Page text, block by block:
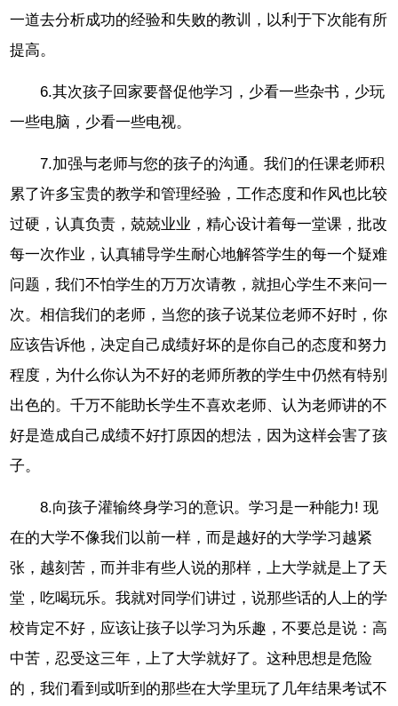
一道去分析成功的经验和失败的教训，以利于下次能有所
提高。
6.其次孩子回家要督促他学习，少看一些杂书，少玩
一些电脑，少看一些电视。
7.加强与老师与您的孩子的沟通。我们的任课老师积
累了许多宝贵的教学和管理经验，工作态度和作风也比较
过硬，认真负责，兢兢业业，精心设计着每一堂课，批改
每一次作业，认真辅导学生耐心地解答学生的每一个疑难
问题，我们不怕学生的万万次请教，就担心学生不来问一
次。相信我们的老师，当您的孩子说某位老师不好时，你
应该告诉他，决定自己成绩好坏的是你自己的态度和努力
程度，为什么你认为不好的老师所教的学生中仍然有特别
出色的。千万不能助长学生不喜欢老师、认为老师讲的不
好是造成自己成绩不好打原因的想法，因为这样会害了孩
子。
8.向孩子灌输终身学习的意识。学习是一种能力! 现
在的大学不像我们以前一样，而是越好的大学学习越紧
张，越刻苦，而并非有些人说的那样，上大学就是上了天
堂，吃喝玩乐。我就对同学们讲过，说那些话的人上的学
校肯定不好，应该让孩子以学习为乐趣，不要总是说：高
中苦，忍受这三年，上了大学就好了。这种思想是危险
的，我们看到或听到的那些在大学里玩了几年结果考试不